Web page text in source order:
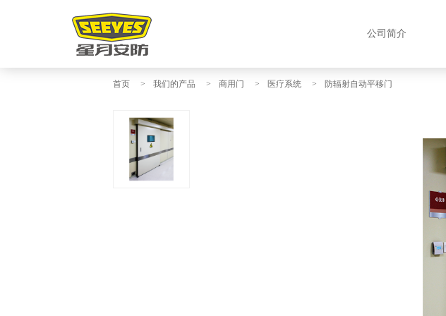
公司简介
首页 > 我们的产品 > 商用门 > 医疗系统 > 防辐射自动平移门